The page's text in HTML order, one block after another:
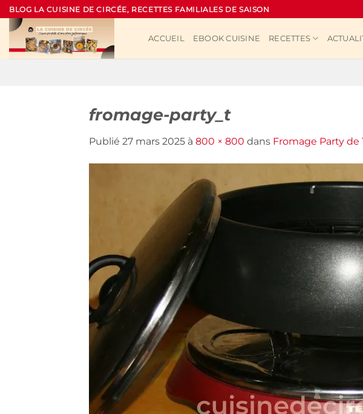
Passer
au
contenu
BLOG LA CUISINE DE CIRCÉE, RECETTES FAMILIALES DE SAISON
ACCUEIL EBOOK CUISINE RECETTES
fromage-party_t
Publié 27 mars 2025 à 800 × 800 dans Fromage Party de